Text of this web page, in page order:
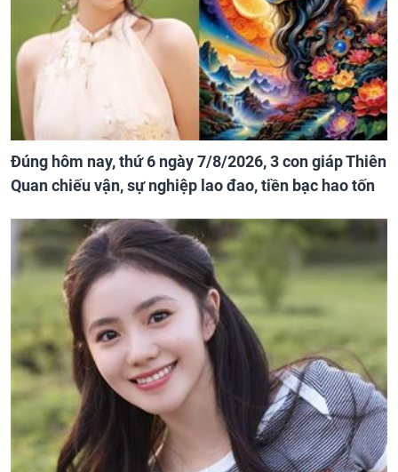
Đúng hôm nay, thứ 6 ngày 7/8/2026, 3 con giáp Thiên
Quan chiếu vận, sự nghiệp lao đao, tiền bạc hao tốn